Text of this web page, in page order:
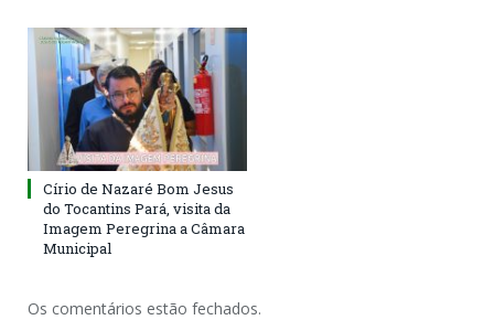
Círio de Nazaré Bom Jesus
do Tocantins Pará, visita da
Imagem Peregrina a Câmara
Municipal
Os comentários estão fechados.